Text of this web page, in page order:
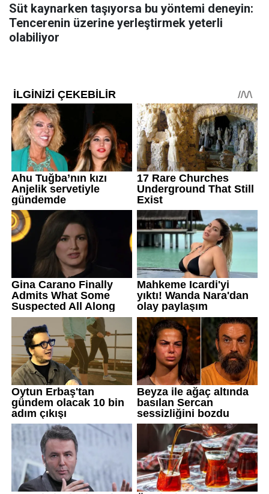
Süt kaynarken taşıyorsa bu yöntemi deneyin:
Tencerenin üzerine yerleştirmek yeterli
olabiliyor